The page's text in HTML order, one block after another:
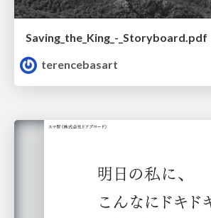
Saving_the_King_-_Storyboard.pdf
terencebasart